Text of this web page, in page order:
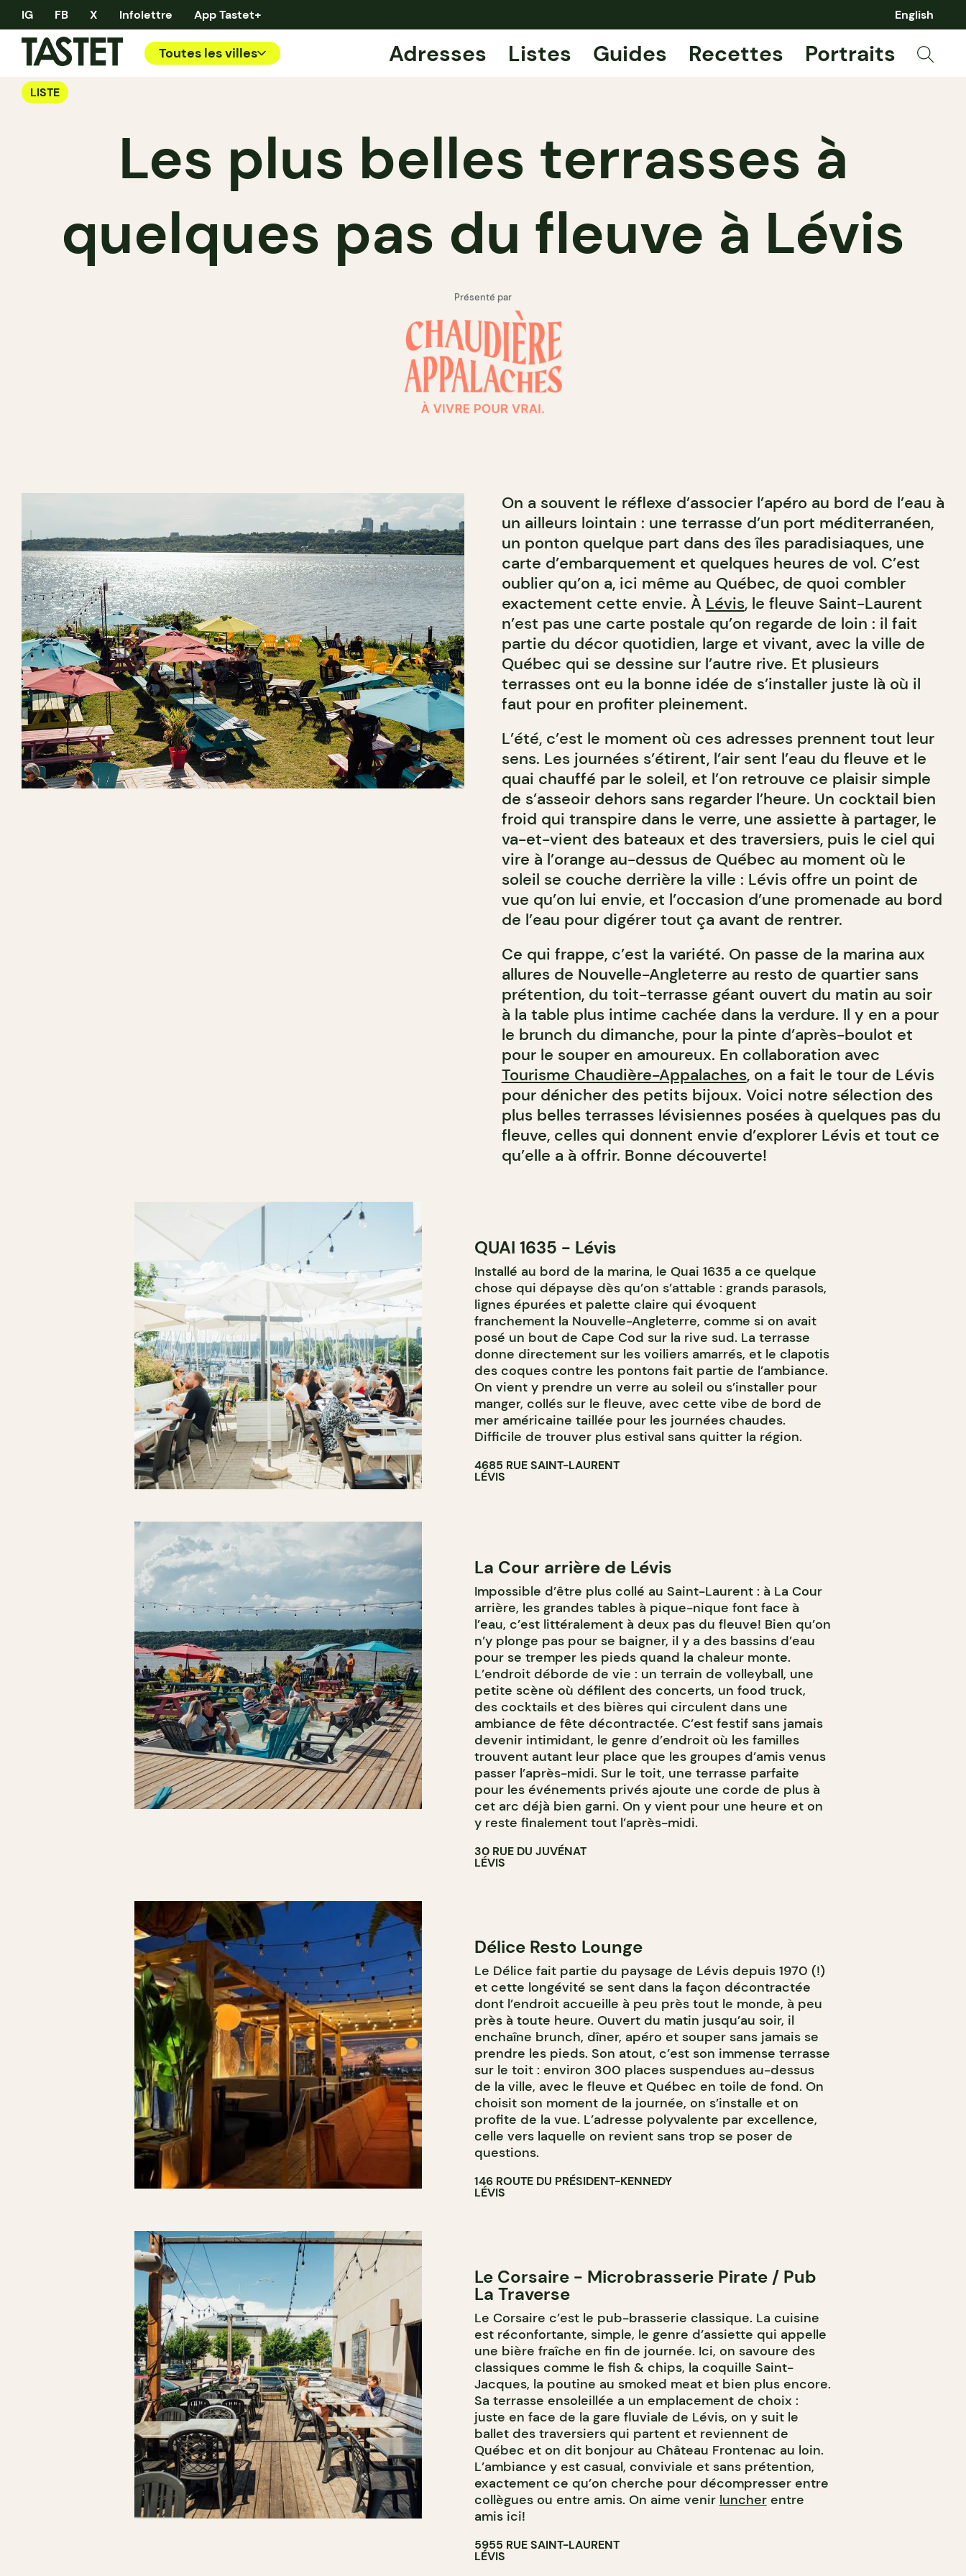
IG FB X Infolettre App Tastet+ English
Toutes les villes Adresses Listes Guides Recettes Portraits
LISTE
Les plus belles terrasses à
quelques pas du fleuve à Lévis
Présenté par
On a souvent le réflexe d’associer l’apéro au bord de l’eau à
un ailleurs lointain : une terrasse d’un port méditerranéen,
un ponton quelque part dans des îles paradisiaques, une
carte d’embarquement et quelques heures de vol. C’est
oublier qu’on a, ici même au Québec, de quoi combler
exactement cette envie. À Lévis, le fleuve Saint-Laurent
n’est pas une carte postale qu’on regarde de loin : il fait
partie du décor quotidien, large et vivant, avec la ville de
Québec qui se dessine sur l’autre rive. Et plusieurs
terrasses ont eu la bonne idée de s’installer juste là où il
faut pour en profiter pleinement.
L’été, c’est le moment où ces adresses prennent tout leur
sens. Les journées s’étirent, l’air sent l’eau du fleuve et le
quai chauffé par le soleil, et l’on retrouve ce plaisir simple
de s’asseoir dehors sans regarder l’heure. Un cocktail bien
froid qui transpire dans le verre, une assiette à partager, le
va-et-vient des bateaux et des traversiers, puis le ciel qui
vire à l’orange au-dessus de Québec au moment où le
soleil se couche derrière la ville : Lévis offre un point de
vue qu’on lui envie, et l’occasion d’une promenade au bord
de l’eau pour digérer tout ça avant de rentrer.
Ce qui frappe, c’est la variété. On passe de la marina aux
allures de Nouvelle-Angleterre au resto de quartier sans
prétention, du toit-terrasse géant ouvert du matin au soir
à la table plus intime cachée dans la verdure. Il y en a pour
le brunch du dimanche, pour la pinte d’après-boulot et
pour le souper en amoureux. En collaboration avec
Tourisme Chaudière-Appalaches, on a fait le tour de Lévis
pour dénicher des petits bijoux. Voici notre sélection des
plus belles terrasses lévisiennes posées à quelques pas du
fleuve, celles qui donnent envie d’explorer Lévis et tout ce
qu’elle a à offrir. Bonne découverte!
QUAI 1635 - Lévis
Installé au bord de la marina, le Quai 1635 a ce quelque
chose qui dépayse dès qu’on s’attable : grands parasols,
lignes épurées et palette claire qui évoquent
franchement la Nouvelle-Angleterre, comme si on avait
posé un bout de Cape Cod sur la rive sud. La terrasse
donne directement sur les voiliers amarrés, et le clapotis
des coques contre les pontons fait partie de l’ambiance.
On vient y prendre un verre au soleil ou s’installer pour
manger, collés sur le fleuve, avec cette vibe de bord de
mer américaine taillée pour les journées chaudes.
Difficile de trouver plus estival sans quitter la région.
4685 RUE SAINT-LAURENT
LÉVIS
La Cour arrière de Lévis
Impossible d’être plus collé au Saint-Laurent : à La Cour
arrière, les grandes tables à pique-nique font face à
l’eau, c’est littéralement à deux pas du fleuve! Bien qu’on
n’y plonge pas pour se baigner, il y a des bassins d’eau
pour se tremper les pieds quand la chaleur monte.
L’endroit déborde de vie : un terrain de volleyball, une
petite scène où défilent des concerts, un food truck,
des cocktails et des bières qui circulent dans une
ambiance de fête décontractée. C’est festif sans jamais
devenir intimidant, le genre d’endroit où les familles
trouvent autant leur place que les groupes d’amis venus
passer l’après-midi. Sur le toit, une terrasse parfaite
pour les événements privés ajoute une corde de plus à
cet arc déjà bien garni. On y vient pour une heure et on
y reste finalement tout l’après-midi.
30 RUE DU JUVÉNAT
LÉVIS
Délice Resto Lounge
Le Délice fait partie du paysage de Lévis depuis 1970 (!)
et cette longévité se sent dans la façon décontractée
dont l’endroit accueille à peu près tout le monde, à peu
près à toute heure. Ouvert du matin jusqu’au soir, il
enchaîne brunch, dîner, apéro et souper sans jamais se
prendre les pieds. Son atout, c’est son immense terrasse
sur le toit : environ 300 places suspendues au-dessus
de la ville, avec le fleuve et Québec en toile de fond. On
choisit son moment de la journée, on s’installe et on
profite de la vue. L’adresse polyvalente par excellence,
celle vers laquelle on revient sans trop se poser de
questions.
146 ROUTE DU PRÉSIDENT-KENNEDY
LÉVIS
Le Corsaire - Microbrasserie Pirate / Pub
La Traverse
Le Corsaire c’est le pub-brasserie classique. La cuisine
est réconfortante, simple, le genre d’assiette qui appelle
une bière fraîche en fin de journée. Ici, on savoure des
classiques comme le fish & chips, la coquille Saint-
Jacques, la poutine au smoked meat et bien plus encore.
Sa terrasse ensoleillée a un emplacement de choix :
juste en face de la gare fluviale de Lévis, on y suit le
ballet des traversiers qui partent et reviennent de
Québec et on dit bonjour au Château Frontenac au loin.
L’ambiance y est casual, conviviale et sans prétention,
exactement ce qu’on cherche pour décompresser entre
collègues ou entre amis. On aime venir luncherentre
amis ici!
5955 RUE SAINT-LAURENT
LÉVIS